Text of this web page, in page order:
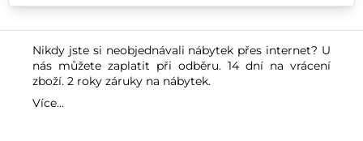
Nikdy jste si neobjednávali nábytek přes internet? U
nás můžete zaplatit při odběru. 14 dní na vrácení
zboží. 2 roky záruky na nábytek.
Více...